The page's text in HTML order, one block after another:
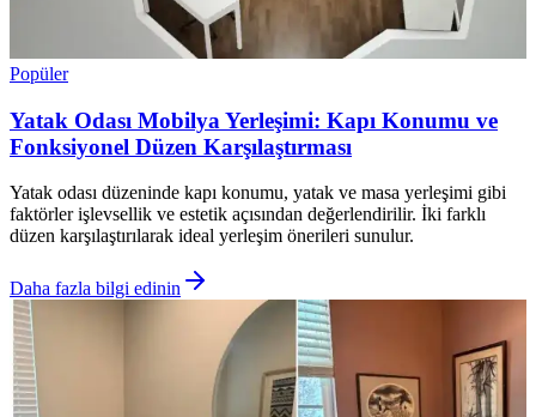
Popüler
Yatak Odası Mobilya Yerleşimi: Kapı Konumu ve
Fonksiyonel Düzen Karşılaştırması
Yatak odası düzeninde kapı konumu, yatak ve masa yerleşimi gibi
faktörler işlevsellik ve estetik açısından değerlendirilir. İki farklı
düzen karşılaştırılarak ideal yerleşim önerileri sunulur.
Daha fazla bilgi edinin